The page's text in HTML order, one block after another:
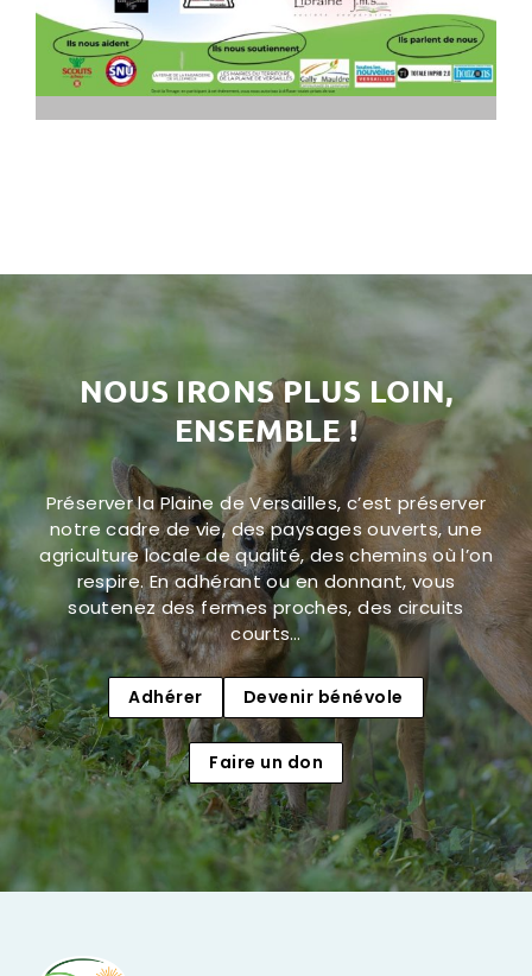
NOUS IRONS PLUS LOIN,
ENSEMBLE !
Préserver la Plaine de Versailles, c’est préserver
notre cadre de vie, des paysages ouverts, une
agriculture locale de qualité, des chemins où l’on
respire. En adhérant ou en donnant, vous
soutenez des fermes proches, des circuits
courts…
Adhérer Devenir bénévole
Faire un don